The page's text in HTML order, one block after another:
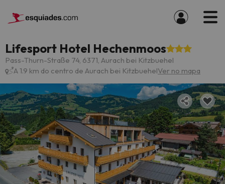
Lifesport Hotel Hechenmoos
Pass-Thurn-Straße 74, 6371, Aurach bei Kitzbuehel
A 1.9 km do centro de Aurach bei KitzbuehelVer no mapa